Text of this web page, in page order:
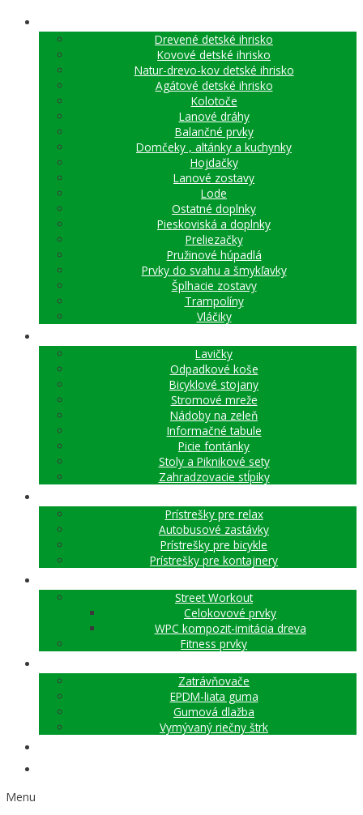
Drevené detské ihrisko
Kovové detské ihrisko
Natur-drevo-kov detské ihrisko
Agátové detské ihrisko
Kolotoče
Lanové dráhy
Balančné prvky
Domčeky , altánky a kuchynky
Hojdačky
Lanové zostavy
Lode
Ostatné doplnky
Pieskoviská a doplnky
Preliezačky
Pružinové húpadlá
Prvky do svahu a šmykľavky
Šplhacie zostavy
Trampolíny
Vláčiky
Lavičky
Odpadkové koše
Bicyklové stojany
Stromové mreže
Nádoby na zeleň
Informačné tabule
Picie fontánky
Stoly a Piknikové sety
Zahradzovacie stĺpiky
Prístrešky pre relax
Autobusové zastávky
Prístrešky pre bicykle
Prístrešky pre kontajnery
Street Workout
Celokovové prvky
WPC kompozit-imitácia dreva
Fitness prvky
Zatrávňovače
EPDM-liata guma
Gumová dlažba
Vymývaný riečny štrk
Menu